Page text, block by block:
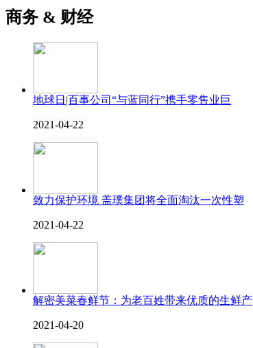
商务 & 财经
地球日|百事公司“与蓝同行”携手零售业巨
2021-04-22
致力保护环境 盖璞集团将全面淘汰一次性塑
2021-04-22
解密美菜春鲜节：为老百姓带来优质的生鲜产
2021-04-20